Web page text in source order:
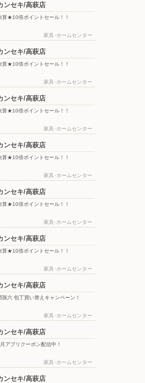
セール！！ 決算★10倍ポイントセール！！
ンセキ/高萩店
算★10倍ポイントセール！！
家具･ホームセンター
ンセキ/高萩店
算★10倍ポイントセール！！
家具･ホームセンター
ンセキ/高萩店
算★10倍ポイントセール！！
家具･ホームセンター
ンセキ/高萩店
算★10倍ポイントセール！！
家具･ホームセンター
ンセキ/高萩店
算★10倍ポイントセール！！
家具･ホームセンター
ンセキ/高萩店
算★10倍ポイントセール！！
家具･ホームセンター
ンセキ/高萩店
孫六 包丁買い替えキャンペーン！
家具･ホームセンター
ンセキ/高萩店
アプリクーポン配信中！
家具･ホームセンター
ンセキ/高萩店